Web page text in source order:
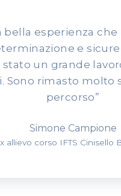
bella esperienza
e
stato un grande
Sono rimasto molto
percorso”
Simone Campione
allievo corso IFTS Cinisello